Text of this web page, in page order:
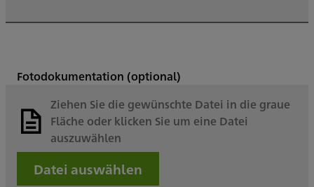
Fotodokumentation (optional)
Ziehen Sie die gewünschte Datei in die graue
Fläche oder klicken Sie um eine Datei
auszuwählen
Datei auswählen